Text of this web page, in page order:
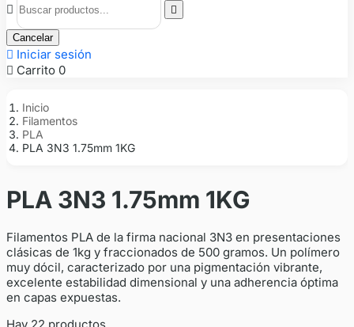


Cancelar
 Iniciar sesión
 Carrito 0
Inicio
Filamentos
PLA
PLA 3N3 1.75mm 1KG
PLA 3N3 1.75mm 1KG
Filamentos PLA de la firma nacional 3N3 en presentaciones
clásicas de 1kg y fraccionados de 500 gramos. Un polímero
muy dócil, caracterizado por una pigmentación vibrante,
excelente estabilidad dimensional y una adherencia óptima
en capas expuestas.